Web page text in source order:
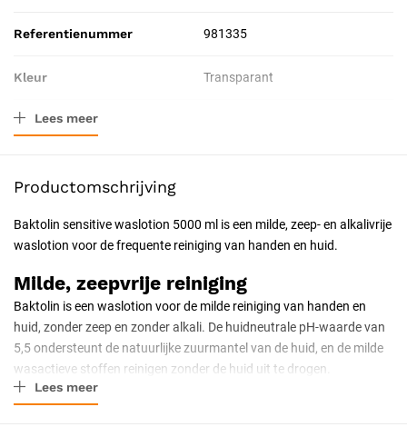
Referentienummer 981335
Kleur Transparant
Materiaal
Toepassing Preventief
Resorbeerbaar (hechtdraad) Nee
Certificering
Lees meer
Productomschrijving
Baktolin sensitive waslotion 5000 ml is een milde, zeep- en alkalivrije
waslotion voor de frequente reiniging van handen en huid.
Milde, zeepvrije reiniging
Baktolin is een waslotion voor de milde reiniging van handen en
huid, zonder zeep en zonder alkali. De huidneutrale pH-waarde van
5,5 ondersteunt de natuurlijke zuurmantel van de huid, en de milde
wasactieve stoffen reinigen zonder de huid uit te drogen.
Parfum- en kleurstofvrij
Lees meer